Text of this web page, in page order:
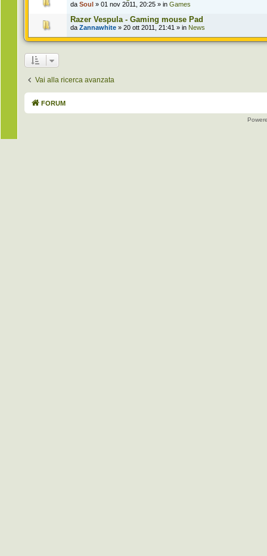
da Soul » 01 nov 2011, 20:25 » in Games
Razer Vespula - Gaming mouse Pad
da Zannawhite » 20 ott 2011, 21:41 » in News
Vai alla ricerca avanzata
FORUM